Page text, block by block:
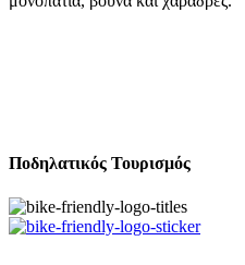
Ποδηλατικός Τουρισμός